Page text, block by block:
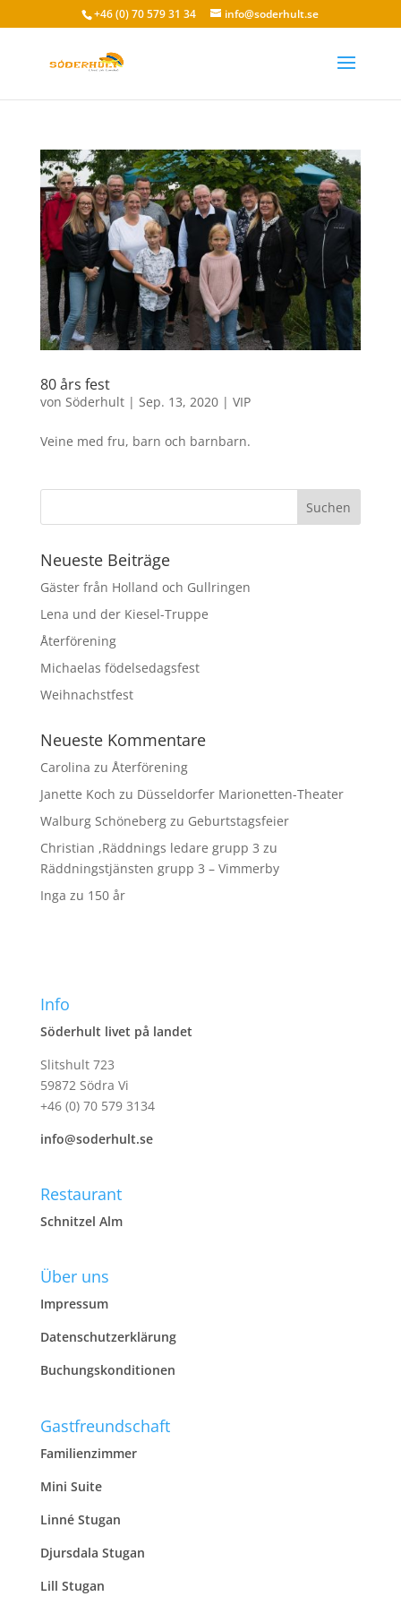
+46 (0) 70 579 31 34 info@soderhult.se
80 års fest
von Söderhult| Sep. 13, 2020| VIP
Veine med fru, barn och barnbarn.
Neueste Beiträge
Gäster från Holland och Gullringen
Lena und der Kiesel-Truppe
Återförening
Michaelas födelsedagsfest
Weihnachstfest
Neueste Kommentare
Carolina zu Återförening
Janette Koch zu Düsseldorfer Marionetten-Theater
Walburg Schönebergzu Geburtstagsfeier
Christian ,Räddnings ledare grupp 3 zu
Räddningstjänsten grupp 3 – Vimmerby
Inga zu 150 år
Info
Söderhult livet på landet
Slitshult 723
59872 Södra Vi
+46 (0) 70 579 3134
info@soderhult.se
Restaurant
Schnitzel Alm
Über uns
Impressum
Datenschutzerklärung
Buchungskonditionen
Gastfreundschaft
Familienzimmer
Mini Suite
Linné Stugan
Djursdala Stugan
Lill Stugan